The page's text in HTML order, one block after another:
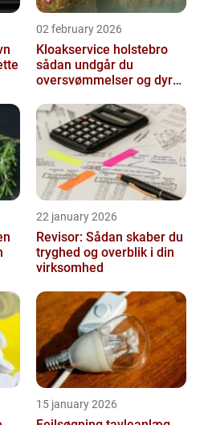
02 february 2026
Kloakservice holstebro
sådan undgår du
oversvømmelser og dyre
22 january 2026
Revisor: Sådan skaber du
tryghed og overblik i din
virksomhed
15 january 2026